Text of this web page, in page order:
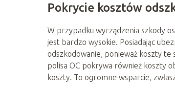
Pokrycie kosztów
W przypadku wyrządzenia szkody
jest bardzo wysokie. Posiadając
odszkodowanie, ponieważ koszty
polisa OC pokrywa również koszty
koszty. To ogromne wsparcie,